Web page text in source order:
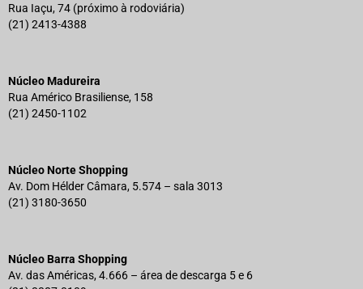
Rua Iaçu, 74 (próximo à rodoviária)
(21) 2413-4388
Núcleo Madureira
Rua Américo Brasiliense, 158
(21) 2450-1102
Núcleo Norte Shopping
Av. Dom Hélder Câmara, 5.574 – sala 3013
(21) 3180-3650
Núcleo Barra Shopping
Av. das Américas, 4.666 – área de descarga 5 e 6